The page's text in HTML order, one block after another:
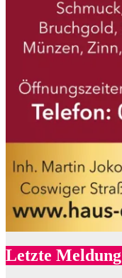
Letzte Meldung